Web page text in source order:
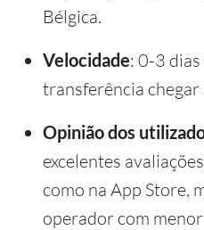
Bélgica.
Velocidade: 0-3
transferência chegar
Opinião dos
excelentes
como na App Store,
operador com